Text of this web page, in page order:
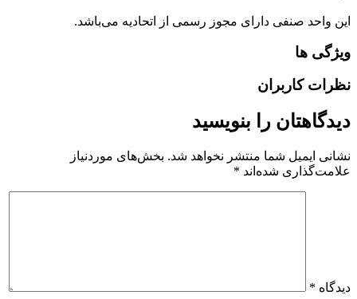
این واحد صنفی دارای مجوز رسمی از اتحادیه می‌باشد.
ویژگی ها
نظرات کاربران
دیدگاهتان را بنویسید
نشانی ایمیل شما منتشر نخواهد شد. بخش‌های موردنیاز
علامت‌گذاری شده‌اند *
دیدگاه *